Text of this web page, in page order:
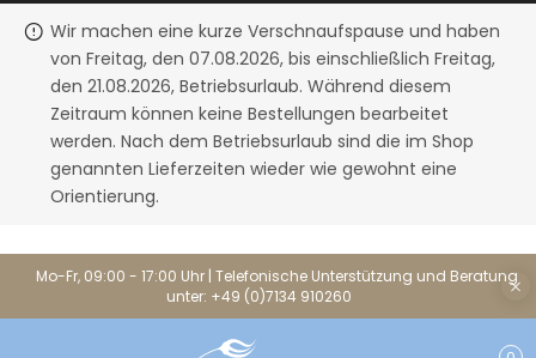
Wir machen eine kurze Verschnaufspause und haben
von Freitag, den 07.08.2026, bis einschließlich Freitag,
den 21.08.2026, Betriebsurlaub. Während diesem
Zeitraum können keine Bestellungen bearbeitet
werden. Nach dem Betriebsurlaub sind die im Shop
genannten Lieferzeiten wieder wie gewohnt eine
Orientierung.
Mo-Fr, 09:00 - 17:00 Uhr | Telefonische Unterstützung und Beratung
unter: +49 (0)7134 910260